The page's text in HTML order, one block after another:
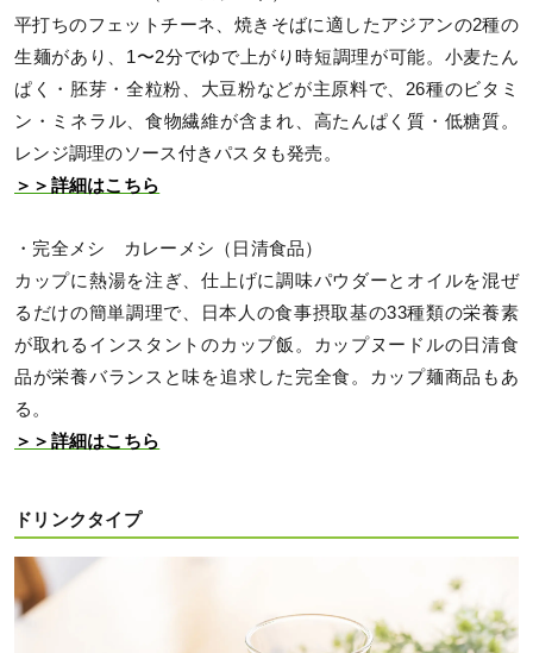
平打ちのフェットチーネ、焼きそばに適したアジアンの2種の
生麺があり、1〜2分でゆで上がり時短調理が可能。小麦たん
ぱく・胚芽・全粒粉、大豆粉などが主原料で、26種のビタミ
ン・ミネラル、食物繊維が含まれ、高たんぱく質・低糖質。
レンジ調理のソース付きパスタも発売。
＞＞詳細はこちら
・完全メシ カレーメシ（日清食品）
カップに熱湯を注ぎ、仕上げに調味パウダーとオイルを混ぜ
るだけの簡単調理で、日本人の食事摂取基の33種類の栄養素
が取れるインスタントのカップ飯。カップヌードルの日清食
品が栄養バランスと味を追求した完全食。カップ麺商品もあ
る。
＞＞詳細はこちら
ドリンクタイプ